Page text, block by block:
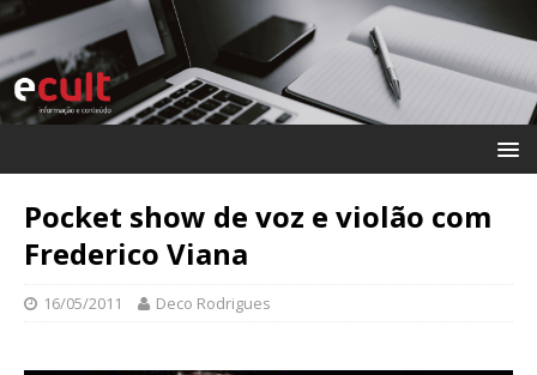
Pocket show de voz e violão com
Frederico Viana
16/05/2011 Deco Rodrigues